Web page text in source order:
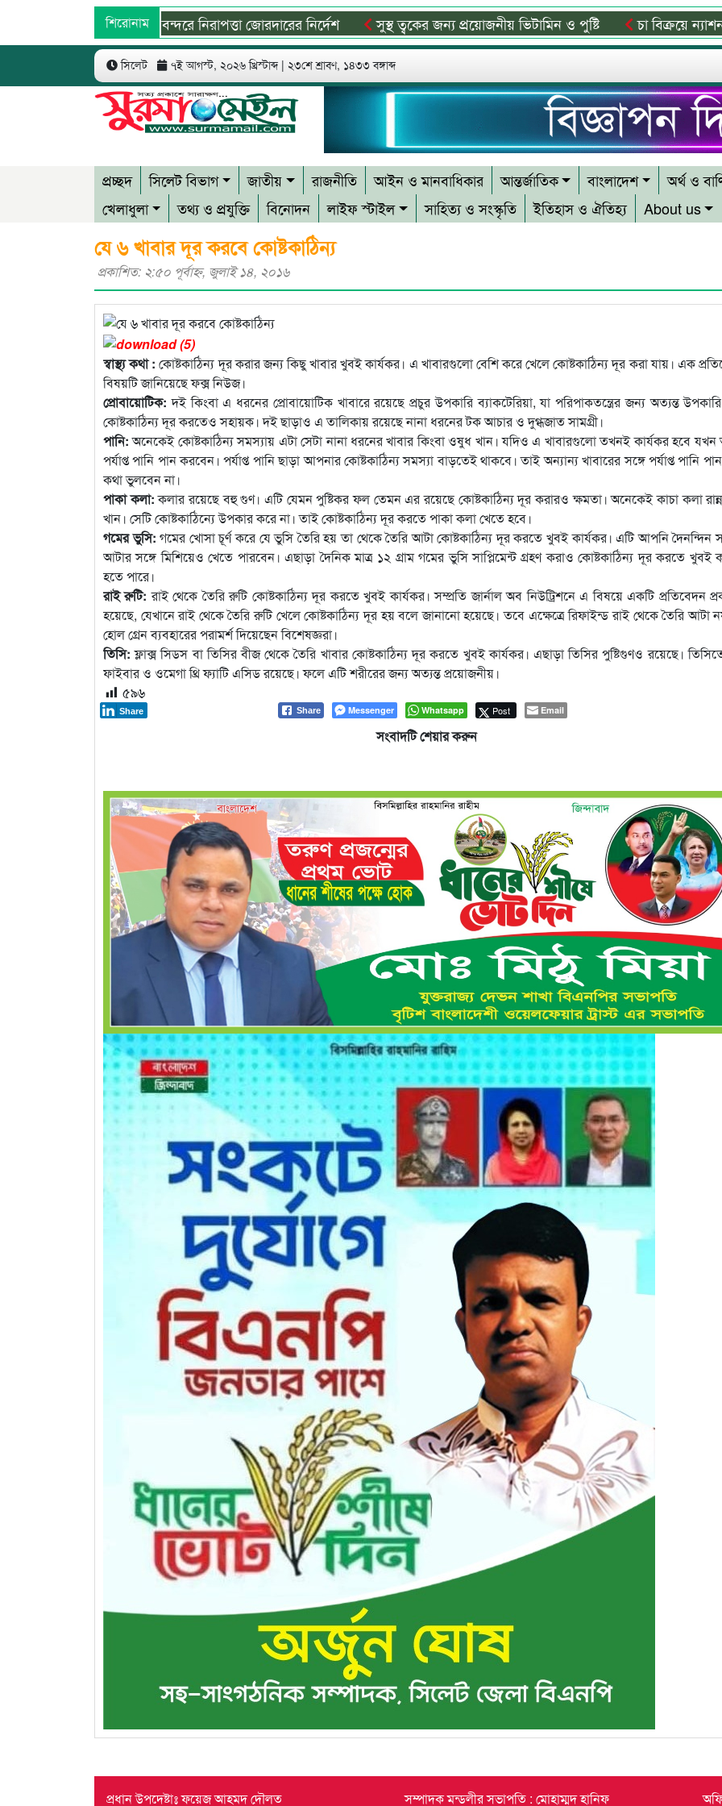
শিরোনাম
দেশের সব বিমানবন্দরে নিরাপত্তা জোরদারের নির্দেশ সুস্থ ত্বকের জন্য প্রয়োজনীয় ভিটামিন ও পুষ্টি চা বিক্রয়ে ন্যাশনাল
সিলেট ৭ই আগস্ট, ২০২৬ খ্রিস্টাব্দ | ২৩শে শ্রাবণ, ১৪৩৩ বঙ্গাব্দ
প্রচ্ছদ সিলেট বিভাগ জাতীয় রাজনীতি আইন ও মানবাধিকার আন্তর্জাতিক বাংলাদেশ অর্থ ও
খেলাধুলা
তথ্য ও প্রযুক্তি বিনোদন লাইফ স্টাইল সাহিত্য ও সংস্কৃতি ইতিহাস ও ঐতিহ্য About us
যে ৬ খাবার দূর করবে কোষ্টকাঠিন্য
প্রকাশিত: ২:৫০ পূর্বাহ্ণ, জুলাই ১৪, ২০১৬
স্বাস্থ্য কথা : কোষ্টকাঠিন্য দূর করার জন্য কিছু খাবার খুবই কার্যকর। এ খাবারগুলো বেশি করে খেলে কোষ্টকাঠিন্য দূর করা যায়। এক
বিষয়টি জানিয়েছে ফক্স নিউজ।
প্রোবায়োটিক: দই কিংবা এ ধরনের প্রোবায়োটিক খাবারে রয়েছে প্রচুর উপকারি ব্যাকটেরিয়া, যা পরিপাকতন্ত্রের জন্য অত্যন্ত
কোষ্টকাঠিন্য দূর করতেও সহায়ক। দই ছাড়াও এ তালিকায় রয়েছে নানা ধরনের টক আচার ও দুগ্ধজাত সামগ্রী।
পানি:অনেকেই কোষ্টকাঠিন্য সমস্যায় এটা সেটা নানা ধরনের খাবার কিংবা ওষুধ খান। যদিও এ খাবারগুলো তখনই কার্যকর হবে
পর্যাপ্ত পানি পান করবেন। পর্যাপ্ত পানি ছাড়া আপনার কোষ্টকাঠিন্য সমস্যা বাড়তেই থাকবে। তাই অন্যান্য খাবারের সঙ্গে পর্যাপ্ত পানি
কথা ভুলবেন না।
পাকা কলা:কলার রয়েছে বহু গুণ। এটি যেমন পুষ্টিকর ফল তেমন এর রয়েছে কোষ্টকাঠিন্য দূর করারও ক্ষমতা। অনেকেই কাচা কলা
খান। সেটি কোষ্টকাঠিন্যে উপকার করে না। তাই কোষ্টকাঠিন্য দূর করতে পাকা কলা খেতে হবে।
গমের ভুসি: গমের খোসা চূর্ণ করে যে ভুসি তৈরি হয় তা থেকে তৈরি আটা কোষ্টকাঠিন্য দূর করতে খুবই কার্যকর। এটি আপনি দৈনন্দিন
আটার সঙ্গে মিশিয়েও খেতে পারবেন। এছাড়া দৈনিক মাত্র ১২ গ্রাম গমের ভুসি সাপ্লিমেন্ট গ্রহণ করাও কোষ্টকাঠিন্য দূর করতে খুবই
হতে পারে।
রাই রুটি: রাই থেকে তৈরি রুটি কোষ্টকাঠিন্য দূর করতে খুবই কার্যকর। সম্প্রতি জার্নাল অব নিউট্রিশনে এ বিষয়ে একটি প্রতিবেদন
হয়েছে, যেখানে রাই থেকে তৈরি রুটি খেলে কোষ্টকাঠিন্য দূর হয় বলে জানানো হয়েছে। তবে এক্ষেত্রে রিফাইন্ড রাই থেকে তৈরি আটা
হোল গ্রেন ব্যবহারের পরামর্শ দিয়েছেন বিশেষজ্ঞরা।
তিসি: ফ্লাক্স সিডস বা তিসির বীজ থেকে তৈরি খাবার কোষ্টকাঠিন্য দূর করতে খুবই কার্যকর। এছাড়া তিসির পুষ্টিগুণও রয়েছে।
ফাইবার ও ওমেগা থ্রি ফ্যাটি এসিড রয়েছে। ফলে এটি শরীরের জন্য অত্যন্ত প্রয়োজনীয়।
৫৯৬
Share Messenger Whatsapp Post
Share Email
সংবাদটি শেয়ার করুন
প্রধান উপদেষ্টাঃ ফয়েজ আহমদ দৌলত সম্পাদক মন্ডলীর সভাপতি : মোহাম্মদ হানিফ